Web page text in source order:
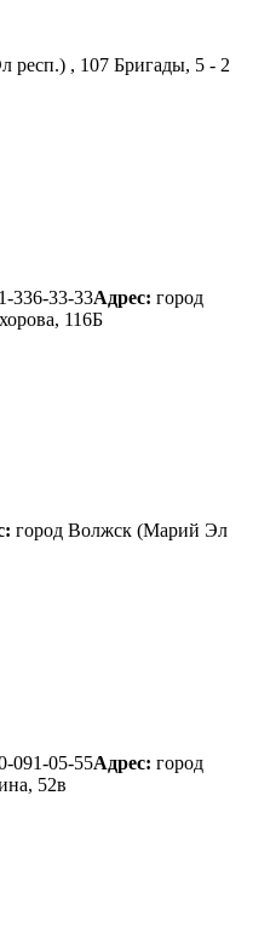
респ.) , 107 Бригады, 5 - 2
336-33-33Адрес: город
116Б
город Волжск (Марий Эл
091-05-55Адрес: город
52в